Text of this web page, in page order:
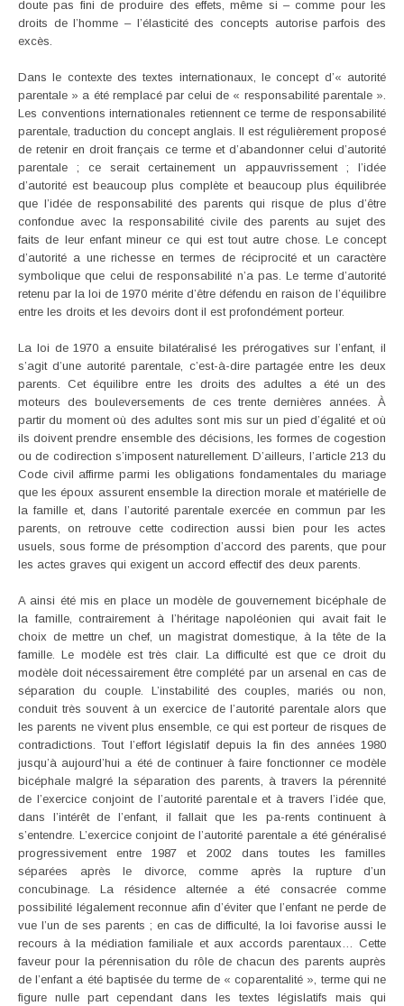
doute pas fini de produire des effets, même si – comme pour les
droits de l’homme – l’élasticité des concepts autorise parfois des
excès.
Dans le contexte des textes internationaux, le concept d’« autorité
parentale » a été remplacé par celui de « responsabilité parentale ».
Les conventions internationales retiennent ce terme de responsabilité
parentale, traduction du concept anglais. Il est régulièrement proposé
de retenir en droit français ce terme et d’abandonner celui d’autorité
parentale ; ce serait certainement un appauvrissement ; l’idée
d’autorité est beaucoup plus complète et beaucoup plus équilibrée
que l’idée de responsabilité des parents qui risque de plus d’être
confondue avec la responsabilité civile des parents au sujet des
faits de leur enfant mineur ce qui est tout autre chose. Le concept
d’autorité a une richesse en termes de réciprocité et un caractère
symbolique que celui de responsabilité n’a pas. Le terme d’autorité
retenu par la loi de 1970 mérite d’être défendu en raison de l’équilibre
entre les droits et les devoirs dont il est profondément porteur.
La loi de 1970 a ensuite bilatéralisé les prérogatives sur l’enfant, il
s’agit d’une autorité parentale, c’est-à-dire partagée entre les deux
parents. Cet équilibre entre les droits des adultes a été un des
moteurs des bouleversements de ces trente dernières années. À
partir du moment où des adultes sont mis sur un pied d’égalité et où
ils doivent prendre ensemble des décisions, les formes de cogestion
ou de codirection s’imposent naturellement. D’ailleurs, l’article 213 du
Code civil affirme parmi les obligations fondamentales du mariage
que les époux assurent ensemble la direction morale et matérielle de
la famille et, dans l’autorité parentale exercée en commun par les
parents, on retrouve cette codirection aussi bien pour les actes
usuels, sous forme de présomption d’accord des parents, que pour
les actes graves qui exigent un accord effectif des deux parents.
A ainsi été mis en place un modèle de gouvernement bicéphale de
la famille, contrairement à l’héritage napoléonien qui avait fait le
choix de mettre un chef, un magistrat domestique, à la tête de la
famille. Le modèle est très clair. La difficulté est que ce droit du
modèle doit nécessairement être complété par un arsenal en cas de
séparation du couple. L’instabilité des couples, mariés ou non,
conduit très souvent à un exercice de l’autorité parentale alors que
les parents ne vivent plus ensemble, ce qui est porteur de risques de
contradictions. Tout l’effort législatif depuis la fin des années 1980
jusqu’à aujourd’hui a été de continuer à faire fonctionner ce modèle
bicéphale malgré la séparation des parents, à travers la pérennité
de l’exercice conjoint de l’autorité parentale et à travers l’idée que,
dans l’intérêt de l’enfant, il fallait que les pa-rents continuent à
s’entendre. L’exercice conjoint de l’autorité parentale a été généralisé
progressivement entre 1987 et 2002 dans toutes les familles
séparées après le divorce, comme après la rupture d’un
concubinage. La résidence alternée a été consacrée comme
possibilité légalement reconnue afin d’éviter que l’enfant ne perde de
vue l’un de ses parents ; en cas de difficulté, la loi favorise aussi le
recours à la médiation familiale et aux accords parentaux… Cette
faveur pour la pérennisation du rôle de chacun des parents auprès
de l’enfant a été baptisée du terme de « coparentalité », terme qui ne
figure nulle part cependant dans les textes législatifs mais qui